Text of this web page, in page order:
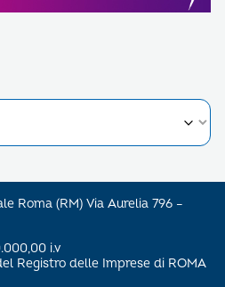
Roma (RM) Via Aurelia 796 –
i.v
Registro delle Imprese di ROMA